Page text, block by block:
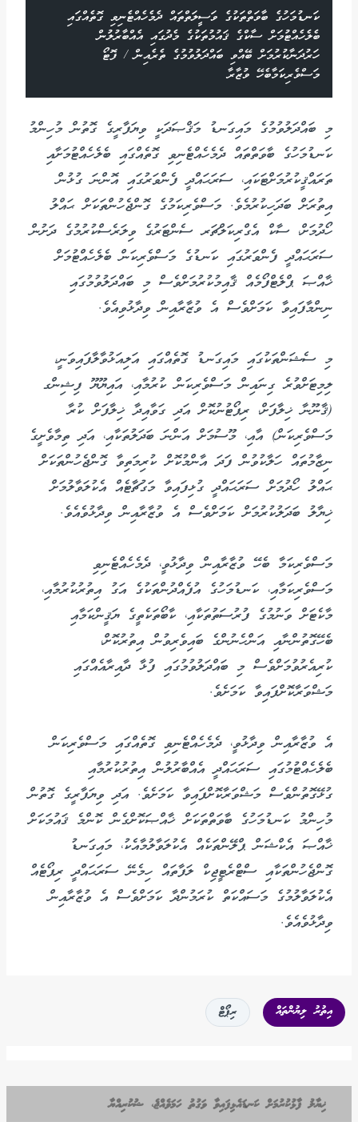
ކަނޑުމަހުގެ ބާވަތްތަކުގެ ވަސީލަތްތައް ދެމެހެއްޓެނިވި ގޮތެއްގައި
ބެލެހެއްޓުމަށް ސާކްގެ ޤައުމުތަކުގެ މެދުގައި އެއްބާރުލުން
ހަރުދަނާކުރުމަށް ބޭއްވި ބައްދަލުވުމުގެ ތެރެއިން / ފޮޓޯ
މަސްވެރިކަމާބެހޭ ވުޒާރާ
މި ބައްދަލުވުމުގެ މައިގަނޑު މަޤްޞަދަކީ ވިޔަފާރީގެ ގޮތުން މުހިންމު
ކަނޑުމަހުގެ ބާވަތްތައް ދެމެހެއްޓެނިވި ގޮތެއްގައި ބެލެހެއްޓުމަށާއި
ތަރައްޤީކުރުމަށްޓަކައި، ސަރަޙައްދީ ފެންވަރުގައި އޮންނަ ގުޅުން
އިތުރަށް ބަދަހިކުރުމެވެ. މަސްވެރިކަމުގެ ގޮންޖެހުންތަކަށް ޙައްލު
ހޯދުމަށް، ސާކް އެގްރިކަލްޗަރ ސެންޓަރުގެ ވިލަރެސްކުރުމުގެ ދަށުން
ސަރަޙައްދީ ފެންވަރުގައި ކަނޑުގެ މަސްވެރިކަން ބެލެހެއްޓުމަށް
ޚާއްޞަ ޕްލެޓްފޯމެއް ޤާއިމުކުރުމަށްވެސް މި ބައްދަލުވުމުގައި
ނިންމާފައިވާ ކަމަށްވެސް އެ ވުޒާރާއިން ވިދާޅުވިއެވެ.
މި ސެޝަންތަކުގައި މައިގަނޑު ގޮތެއްގައި އަލިއަޅުވާލާފައިވަނީ،
ލިމިޓަށްވުރެ ގިނައިން މަސްވެރިކަން ކުރުމާއި، އައިޔޫޔޫ ފިޝިންގ
(ޤާނޫނާ ޚިލާފަށް، ރިޕޯޓުނުކޮށް އަދި ގަވާއިދާ ޚިލާފަށް ކުރާ
މަސްވެރިކަން) އާއި، މޫސުމަށް އަންނަ ބަދަލުތަކާއި، އަދި ތިމާވެށީގެ
ނިޒާމުތައް ހަލާކުވުން ފަދަ އާންމުކޮށް ކުރިމަތިވާ ގޮންޖެހުންތަކަށް
ޙައްލު ހޯދުމަށް ސަރަޙައްދީ ގުޅިފައިވާ މަގުޗާޓެއް އެކުލަވާލުމަށް
ޚިޔާލު ބަދަލުކުރުމަށް ކަމަށްވެސް އެ ވުޒާރާއިން ވިދާޅުވެއެވެ.
މަސްވެރިކަމާ ބެހޭ ވުޒާރާއިން ވިދާޅުވީ، ދެމެހެއްޓެނިވި
މަސްވެރިކަމާއި، ކަނޑުމަހުގެ އުފެއްދުންތަކުގެ އަގު އިތުރުކުރުމާއި،
މާކެޓަށް ވަނުމުގެ ފުރުސަތުތަކާއި، ކާބޯތަކެތީގެ ޔަޤީންކަމާއި
ބެހޭގޮތުންނާއި އަންހެނުންގެ ބައިވެރިވުން އިތުރުކޮށް،
ކުރިއެރުވުމަށްވެސް މި ބައްދަލުވުމުގައި ފުޅާ ދާއިރާއެއްގައި
މަޝްވަރާކޮށްފައިވާ ކަމަށެވެ.
އެ ވުޒާރާއިން ވިދާޅުވީ، ދެމެހެއްޓެނިވި ގޮތެއްގައި މަސްވެރިކަން
ބެލެހެއްޓުމުގައި ސަރަޙައްދީ އެއްބާރުލުން އިތުރުކުރުމާއި
ގުޅޭގޮތުންވެސް މަޝްވަރާކޮށްފައިވާ ކަމަށެވެ. އަދި ވިޔަފާރީގެ ގޮތުން
މުހިންމު ކަނޑުމަހުގެ ބާވަތްތަކަށް ޚާއްޞަކޮށްގެން ކޮންމެ ޤައުމަކަށް
ޚާއްޞަ އެކްޝަން ޕްލޭންތަކެއް އެކުލަވާލުމާއެކު، މައިގަނޑު
ގޮންޖެހުންތަކާއި ސްޓްރެޓީޖިކް ލަފާތައް ހިމެނޭ ސަރަޙައްދީ ރިޕޯޓެއް
އެކުލަވާލުމުގެ މަސައްކަތް ކުރަމުންދާ ކަމަށްވެސް އެ ވުޒާރާއިން
ވިދާޅުވެއެވެ.
އިތުރު ލިޔުންތައް ރިޕޯޓް
ޚިޔާލު ފާޅުކުރުމަށް ކަނޑައެޅިފައިވާ ވަގުތު ހަމަވެއްޖެ، ޝުކުރިއްޔާ